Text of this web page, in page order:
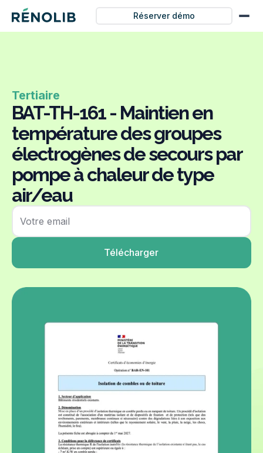
Réserver démo
Tertiaire
BAT-TH-161 - Maintien en
température des groupes
électrogènes de secours par
pompe à chaleur de type
air/eau